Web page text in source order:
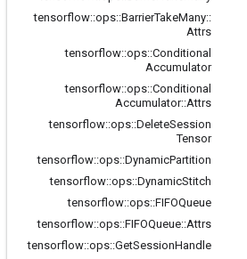
tensorflow::ops::BarrierTakeMany::
Attrs
tensorflow::ops::Conditional
Accumulator
tensorflow::ops::Conditional
Accumulator::Attrs
tensorflow::ops::DeleteSession
Tensor
tensorflow::ops::DynamicPartition
tensorflow::ops::DynamicStitch
tensorflow::ops::FIFOQueue
tensorflow::ops::FIFOQueue::Attrs
tensorflow::ops::GetSessionHandle